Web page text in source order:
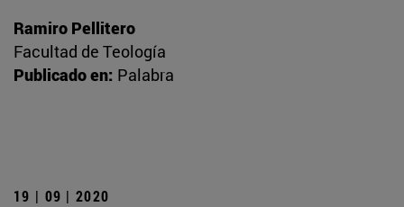
Ramiro Pellitero
Facultad de Teología
Publicado en: Palabra
19 | 09 | 2020